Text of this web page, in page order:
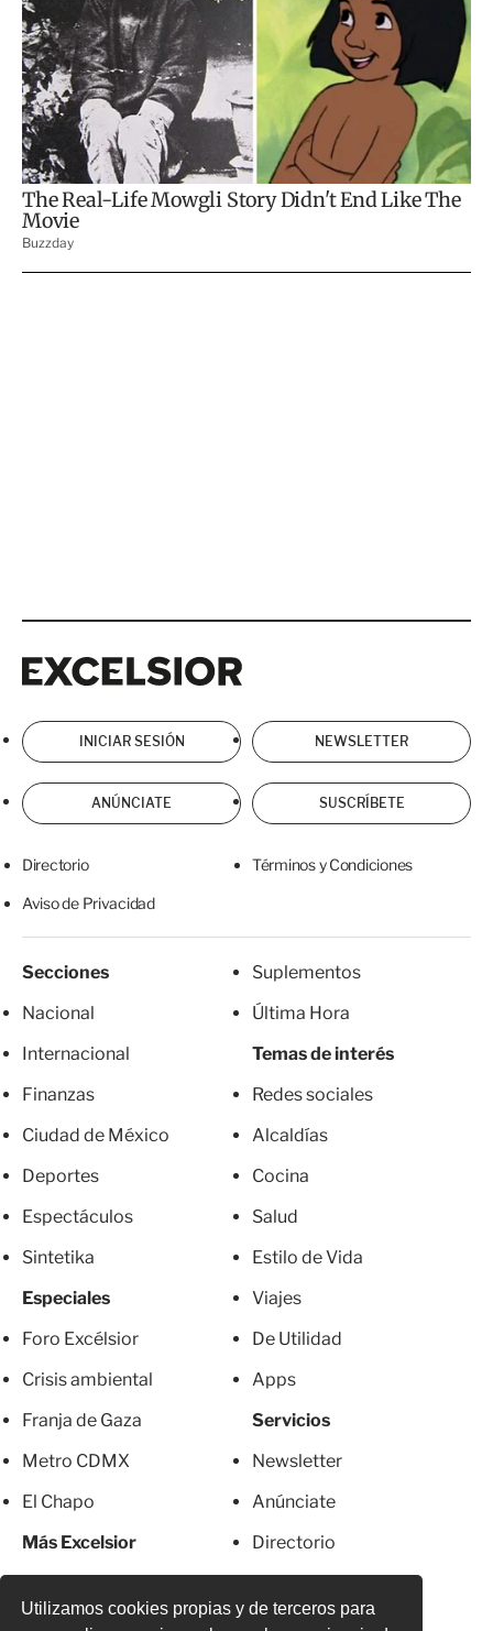
Utilizamos cookies propias y de terceros para
INICIAR SESIÓN NEWSLETTER
ANÚNCIATE SUSCRÍBETE
Directorio Términos y Condiciones
Aviso de Privacidad
Secciones
Nacional
Internacional
Finanzas
Ciudad de México
Deportes
Espectáculos
Sintetika
Especiales
Foro Excélsior
Crisis ambiental
Franja de Gaza
Metro CDMX
El Chapo
Más Excelsior
Suplementos
Última Hora
Temas de interés
Redes sociales
Alcaldías
Cocina
Salud
Estilo de Vida
Viajes
De Utilidad
Apps
Servicios
Newsletter
Anúnciate
Directorio